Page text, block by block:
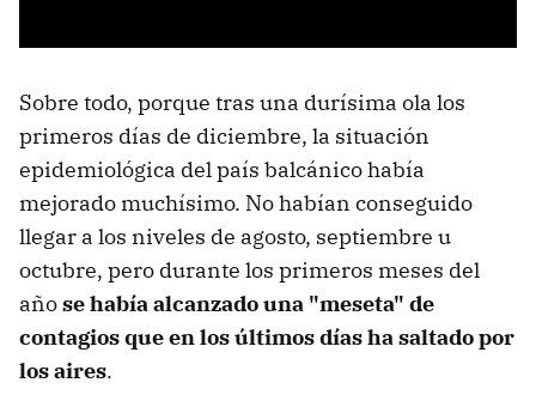
Sobre todo, porque tras una durísima ola los
primeros días de diciembre, la situación
epidemiológica del país balcánico había
mejorado muchísimo. No habían conseguido
llegar a los niveles de agosto, septiembre u
octubre, pero durante los primeros meses del
añose había alcanzado una "meseta" de
contagios que en los últimos días ha saltado por
los aires.